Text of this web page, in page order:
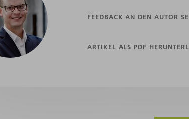
FEEDBACK AN DEN AUTOR
ARTIKEL ALS PDF